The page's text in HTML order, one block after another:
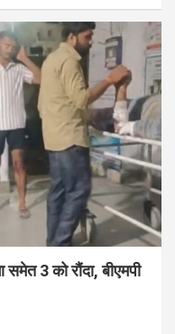
समेत 3 को रौंदा, बीएमपी